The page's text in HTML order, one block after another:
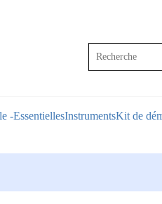
-EssentiellesInstrumentsKit de